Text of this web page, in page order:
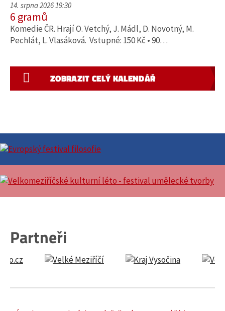
14. srpna 2026 19:30
6 gramů
Komedie ČR. Hrají O. Vetchý, J. Mádl, D. Novotný, M.
Pechlát, L. Vlasáková. Vstupné: 150 Kč • 90…
ZOBRAZIT CELÝ KALENDÁŘ
Partneři